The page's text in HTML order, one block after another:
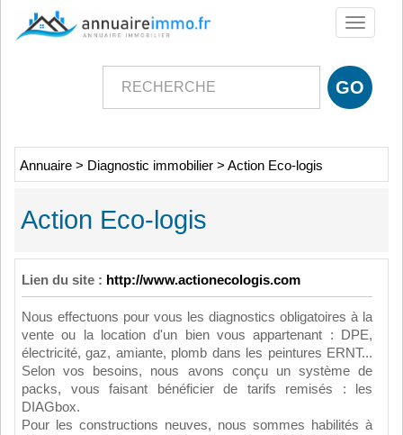
Toggle
Annuaire > Diagnostic immobilier > Action Eco-logis
Action Eco-logis
Lien du site : http://www.actionecologis.com
Nous effectuons pour vous les diagnostics obligatoires à la
vente ou la location d'un bien vous appartenant : DPE,
électricité, gaz, amiante, plomb dans les peintures ERNT...
Selon vos besoins, nous avons conçu un système de
packs, vous faisant bénéficier de tarifs remisés : les
DIAGbox.
Pour les constructions neuves, nous sommes habilités à